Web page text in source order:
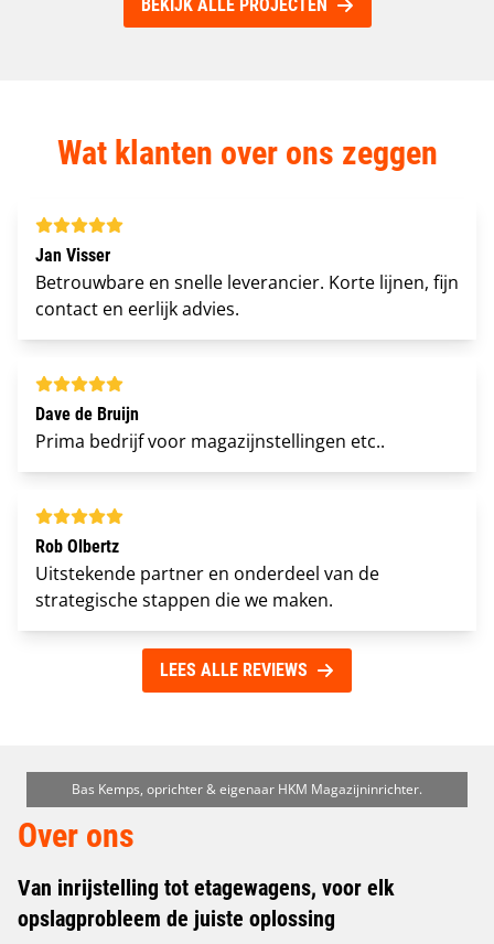
BEKIJK ALLE PROJECTEN
Wat klanten over ons zeggen
Jan Visser
Betrouwbare en snelle leverancier. Korte lijnen, fijn
contact en eerlijk advies.
Dave de Bruijn
Prima bedrijf voor magazijnstellingen etc..
Rob Olbertz
Uitstekende partner en onderdeel van de
strategische stappen die we maken.
LEES ALLE REVIEWS
Bas Kemps, oprichter & eigenaar HKM Magazijninrichter.
Over ons
Van inrijstelling tot etagewagens, voor elk
opslagprobleem de juiste oplossing